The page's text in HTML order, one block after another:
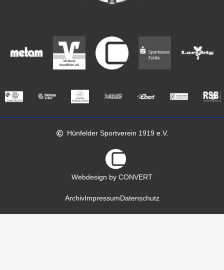
Hünfelder Sportverein 1919 e.V.
Webdesign by CONVERT
ArchivImpressum Datenschutz